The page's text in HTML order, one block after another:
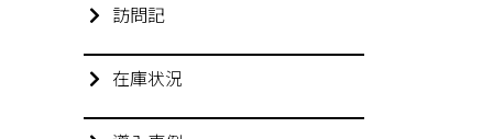
訪問記
在庫状況